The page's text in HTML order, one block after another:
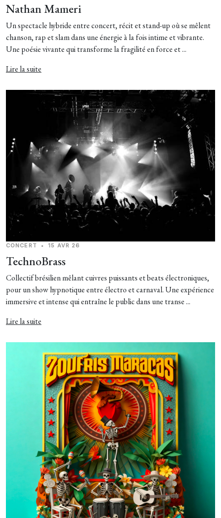
Nathan Mameri
Un spectacle hybride entre concert, récit et stand-up où se mêlent
chanson, rap et slam dans une énergie à la fois intime et vibrante.
Une poésie vivante qui transforme la fragilité en force et ...
Lire la suite
CONCERT • 15 AVR 26
TechnoBrass
Collectif brésilien mêlant cuivres puissants et beats électroniques,
pour un show hypnotique entre électro et carnaval. Une expérience
immersive et intense qui entraîne le public dans une transe ...
Lire la suite